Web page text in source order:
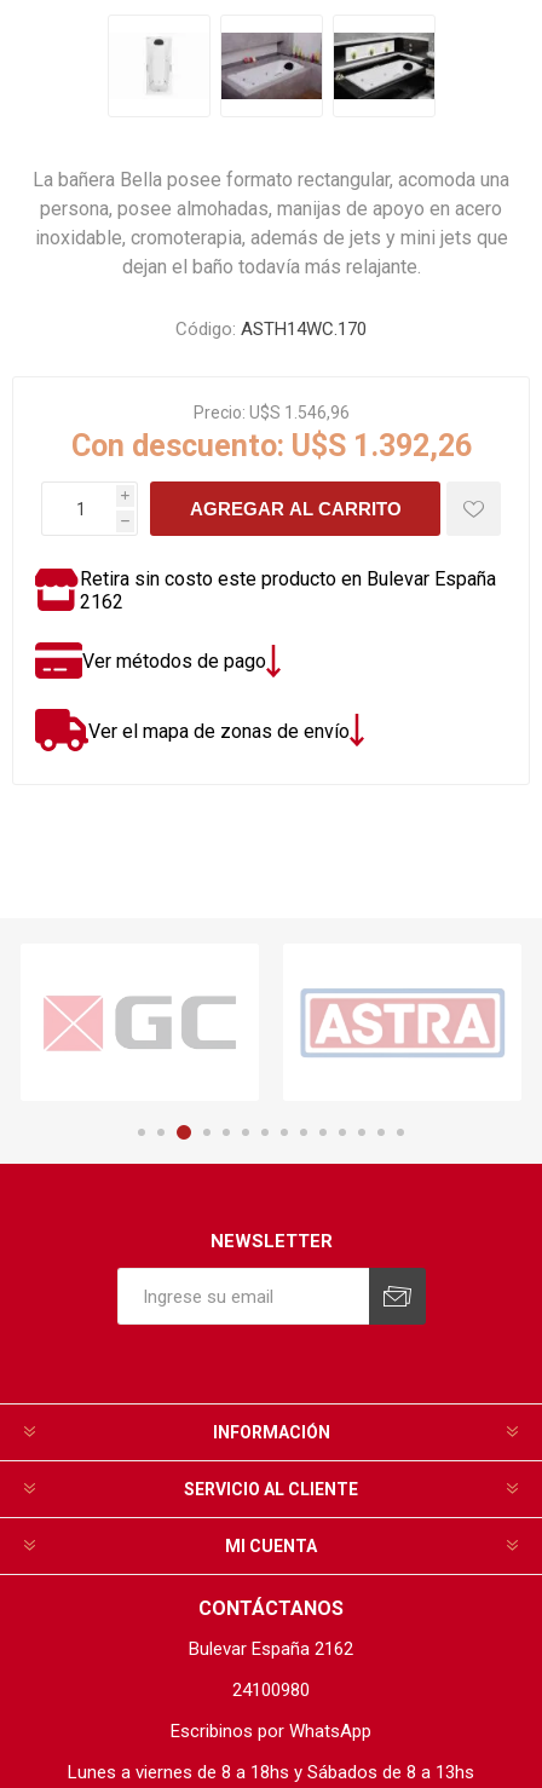
La bañera Bella posee formato rectangular, acomoda una
persona, posee almohadas, manijas de apoyo en acero
inoxidable, cromoterapia, además de jets y mini jets que
dejan el baño todavía más relajante.
Código: ASTH14WC.170
Precio: U$S 1.546,96
Con descuento: U$S 1.392,26
i
h
AGREGAR AL CARRITO
Retira sin costo este producto en Bulevar España
2162
Ver métodos de pago
Ver el mapa de zonas de envío
NEWSLETTER
INFORMACIÓN
SERVICIO AL CLIENTE
MI CUENTA
CONTÁCTANOS
Bulevar España 2162
24100980
Escribinos por WhatsApp
Lunes a viernes de 8 a 18hs y Sábados de 8 a 13hs